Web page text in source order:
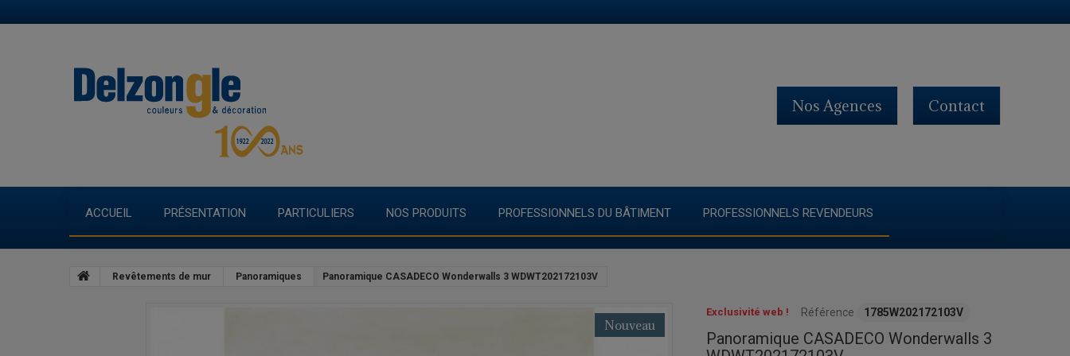
Contact
Nos Agences
ACCUEIL PRÉSENTATION PARTICULIERS NOS PRODUITS PROFESSIONNELS DU BÂTIMENT PROFESSIONNELS REVENDEURS
Revêtements de mur Panoramiques Panoramique CASADECO Wonderwalls 3 WDWT202172103V
Nouveau
Exclusivité web ! Référence 1785W202172103V
Panoramique CASADECO Wonderwalls 3